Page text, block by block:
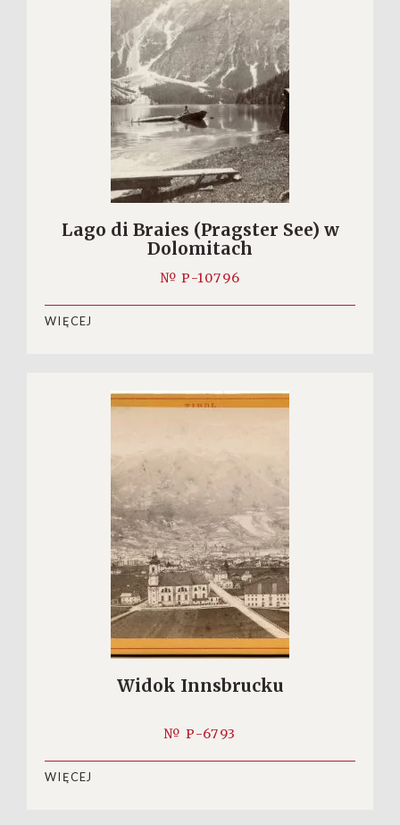
Lago di Braies (Pragster See) w
Dolomitach
№ P-10796
WIĘCEJ
Widok Innsbrucku
№ P-6793
WIĘCEJ